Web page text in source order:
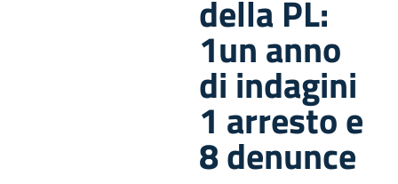
della PL:
1un anno
di indagini
1 arresto e
8 denunce